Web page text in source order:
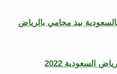
بيد محامي بالرياض
السعودية 2022